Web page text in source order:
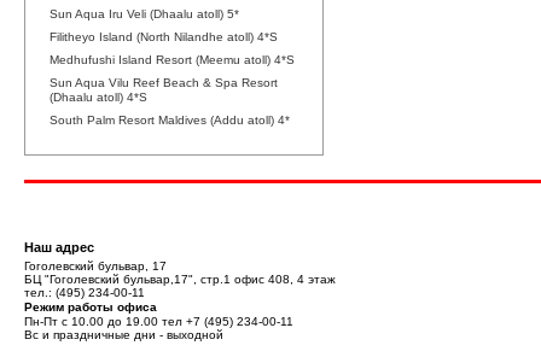
Sun Aqua Iru Veli (Dhaalu atoll) 5*
Filitheyo Island (North Nilandhe atoll) 4*S
Medhufushi Island Resort (Meemu atoll) 4*S
Sun Aqua Vilu Reef Beach & Spa Resort
(Dhaalu atoll) 4*S
South Palm Resort Maldives (Addu atoll) 4*
Наш адрес
Гоголевский бульвар, 17
БЦ "Гоголевский бульвар,17", стр.1 офис 408, 4 этаж
тел.: (495) 234-00-11
Режим работы офиса
Пн-Пт с 10.00 до 19.00 тел +7 (495) 234-00-11
Вс и праздничные дни - выходной